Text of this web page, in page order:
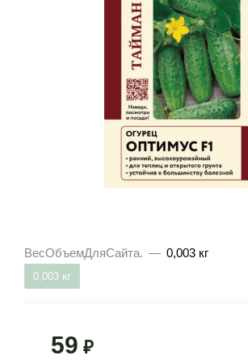
ВесОбъемДляСайта. — 0,003 кг
0,003 кг
59 ₽